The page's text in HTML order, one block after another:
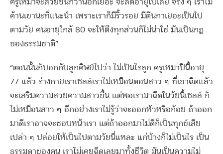
ครูเหมาจะสวยขึ้นกว่านี้อีกเยอะ จะลดอายุไปเลย จริง ๆ เราไม่
ค้านเขานะที่แนะนำ เพราะเราก็มีริ้วรอย มีตีนกาเยอะเป็นไป
ตามวัย คนอายุใกล้ 80 จะให้ตึงทุกส่วนก็ไม่น่าใช่ มันเป็นกฎ
ของธรรมชาติ”
“ตอนนั้นก็บอกกับลูกศิษย์ไปว่า ไม่เป็นไรลูก ครูเหมาปีนี้อายุ
77 แล้ว ร่างกายเราเซลล์เราไม่เหมือนตอนสาว ๆ ที่เขาฉีดแล้ว
จะเสริมความสวยความสาวขึ้น แต่พอเรามาฉีดในวัยนี้เซลล์ ก็
ไม่เหมือนสาว ๆ อีกอย่างเราไม่รู้ว่าจะออกหัวหรือก้อย ถ้าออก
มาดีเราอาจจะชอบหน้าเรา แต่ถ้าออกมาไม่ดีก็เป็นทุกข์เสีย
เปล่า ๆ ปล่อยให้เป็นไปตามวัยนี่แหละ แก่บ้างก็ไม่เป็นไร เป็น
ธรรมดาของคน เราไม่เคยฉีดเลยมาทั้งชีวิต มันเป็นความไม่